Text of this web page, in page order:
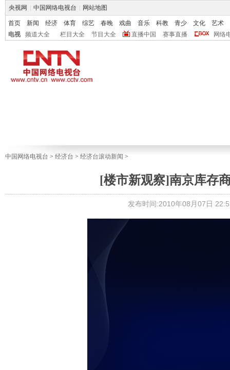
央视网 中国网络电视台 网站地图
首页 新闻 经济 体育 综艺 春晚 戏曲 音乐 科教 青少 文化
艺术
电视
频道大全 栏目大全 节目大全 直播中国 赛事直播 网络
中国网络电视台 > 经济台 > 经济台滚动新闻 >
[楼市新观察]南京库存
发布时间:2010年08月07日